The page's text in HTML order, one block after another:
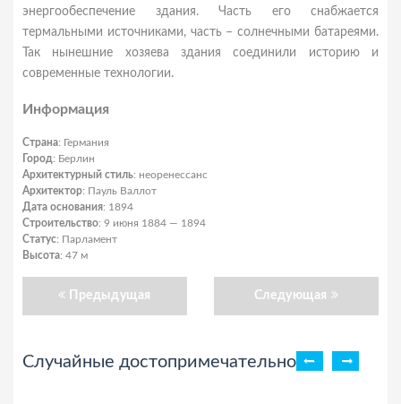
энергообеспечение здания. Часть его снабжается
термальными источниками, часть – солнечными батареями.
Так нынешние хозяева здания соединили историю и
современные технологии.
Информация
Страна: Германия
Город: Берлин
Архитектурный стиль: неоренессанс
Архитектор: Пауль Валлот
Дата основания: 1894
Строительство: 9 июня 1884 — 1894
Статус: Парламент
Высота: 47 м
Предыдущая Следующая
Случайные достопримечательности